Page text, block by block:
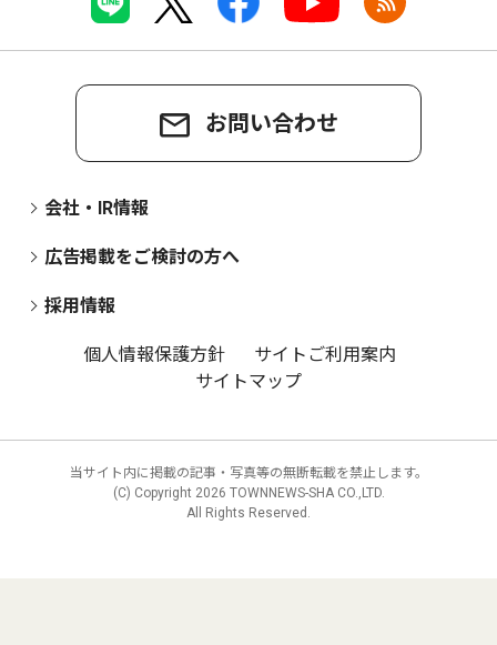
お問い合わせ
会社・IR情報
広告掲載をご検討の方へ
採用情報
個人情報保護方針
サイトご利用案内
サイトマップ
当サイト内に掲載の記事・写真等の無断転載を禁止します。
(C) Copyright 2026 TOWNNEWS-SHA CO.,LTD.
All Rights Reserved.